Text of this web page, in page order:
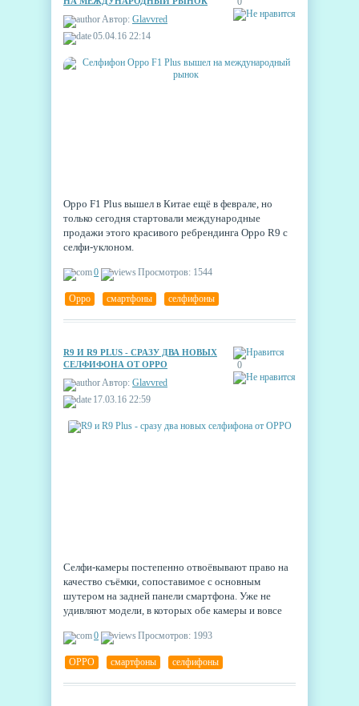
Автор: Glavvred
05.04.16 22:14
Oppo F1 Plus вышел в Китае ещё в феврале, но
только сегодня стартовали международные
продажи этого красивого ребрендинга Oppo R9 с
селфи-уклоном.
0 Просмотров: 1544
Oppo смартфоны селфифоны
0
R9 И R9 PLUS - СРАЗУ ДВА НОВЫХ
СЕЛФИФОНА ОТ OPPO
Автор: Glavvred
17.03.16 22:59
Селфи-камеры постепенно отвоёвывают право на
качество съёмки, сопоставимое с основным
шутером на задней панели смартфона. Уже не
удивляют модели, в которых обе камеры и вовсе
фронтальная камера обставила заднюю — в новых
моделях OPPO R9 и R9 Plus.
0 Просмотров: 1993
OPPO смартфоны селфифоны